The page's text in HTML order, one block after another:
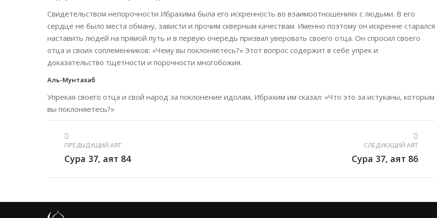
Свидетельством непорочности Ибрахима была его искренность во взаимоотношениях с людьми. В его
сердце не было места обману, зависти и прочим скверным качествам. Именно поэтому он искренне старался
наставить людей на прямой путь и в первую очередь призвал уверовать своего отца. Он спросил своего
отца и своих соплеменников: «Чему вы поклоняетесь?» Этот вопрос содержит в себе упрек и
доказательство тщетности и порочности многобожия.
Аль-Мунтахаб
Упрекая своего отца и свой народ за поклонение идолам, Ибрахим им сказал: «Что это за истуканы, которым
вы поклоняетесь?»
ПРЕДЫДУЩИЙ АЯТ
Сура 37, аят 84
СЛЕДУЮЩИЙ АЯТ
Сура 37, аят 86